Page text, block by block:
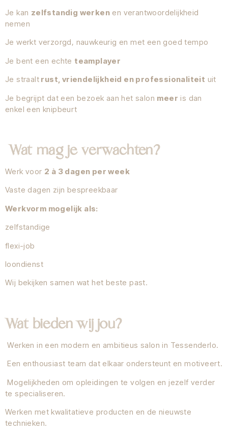
Je kan zelfstandig werken en verantwoordelijkheid
nemen
Je werkt verzorgd, nauwkeurig en met een goed tempo
Je bent een echte teamplayer
Je straalt rust, vriendelijkheid en professionaliteit uit
Je begrijpt dat een bezoek aan het salon meer is dan
enkel een knipbeurt
Wat mag je verwachten?
Werk voor 2 à 3 dagen per week
Vaste dagen zijn bespreekbaar
Werkvorm mogelijk als:
zelfstandige
flexi-job
loondienst
Wij bekijken samen wat het beste past.
Wat bieden wij jou?
Werken in een modern en ambitieus salon in Tessenderlo.
Een enthousiast team dat elkaar ondersteunt en motiveert.
Mogelijkheden om opleidingen te volgen en jezelf verder
te specialiseren.
Werken met kwalitatieve producten en de nieuwste
technieken.